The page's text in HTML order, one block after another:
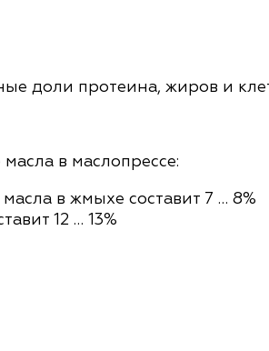
доли протеина, жиров и
в маслопрессе:
в жмыхе составит 7 … 8%
12 … 13%